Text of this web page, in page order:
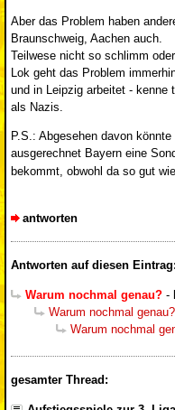
Aber das Problem haben
Braunschweig, Aachen auch.
Teilwese nicht so schlimm
Lok geht das Problem
und in Leipzig arbeitet -
als Nazis.
P.S.: Abgesehen davon
ausgerechnet Bayern eine
bekommt, obwohl da so gut
antworten
Antworten auf diesen Eintrag:
Warum nochmal genau? -
Warum nochmal genau?
Warum nochmal
gesamter Thread: